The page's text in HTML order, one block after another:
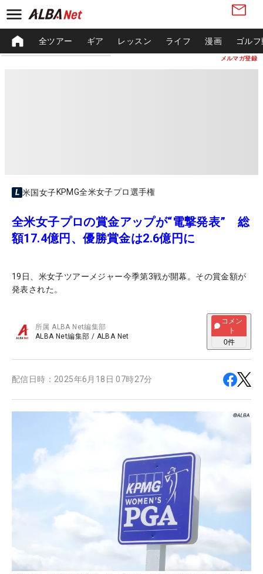
メルマガ登録
全ツアー ギア レッスン ライフ 漫画 ゴル
米国女子KPMG全米女子プロ選手権
全米女子プロの賞金アップが“電撃発表” 総
額17.4億円、優勝賞金は2.6億円に
19日、米女子ツアーメジャー今季第3戦が開幕。その賞金額が
発表された。
所属ALBA Net編集部
ALBA Net編集部 / ALBA Net
コメン
ト
0件
配信日時： 2025年6月18日 07時27分